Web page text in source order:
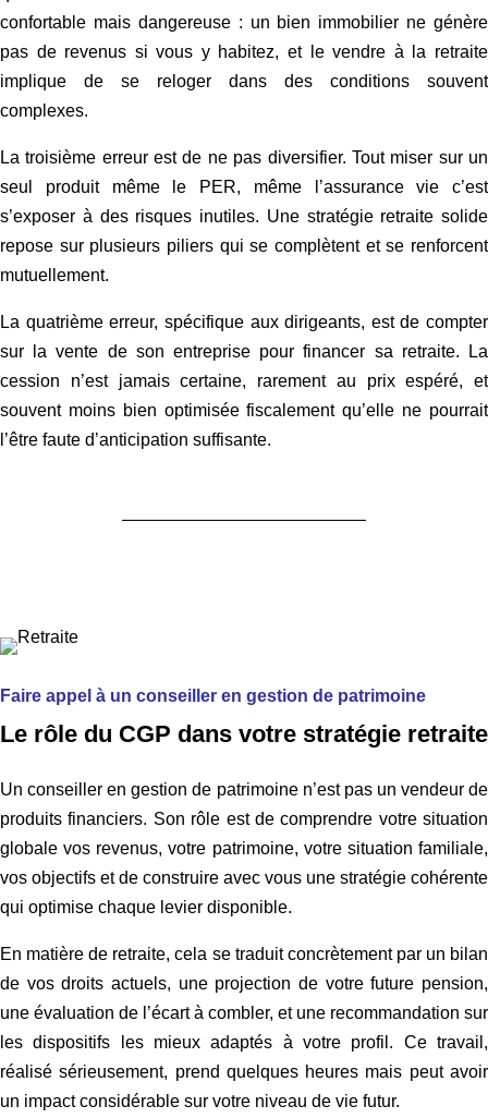
confortable mais dangereuse : un bien immobilier ne génère
pas de revenus si vous y habitez, et le vendre à la retraite
implique de se reloger dans des conditions souvent
complexes.
La troisième erreur est de ne pas diversifier. Tout miser sur un
seul produit même le PER, même l’assurance vie c’est
s’exposer à des risques inutiles. Une stratégie retraite solide
repose sur plusieurs piliers qui se complètent et se renforcent
mutuellement.
La quatrième erreur, spécifique aux dirigeants, est de compter
sur la vente de son entreprise pour financer sa retraite. La
cession n’est jamais certaine, rarement au prix espéré, et
souvent moins bien optimisée fiscalement qu’elle ne pourrait
l’être faute d’anticipation suffisante.
Faire appel à un conseiller en gestion de patrimoine
Le rôle du CGP dans votre stratégie retraite
Un conseiller en gestion de patrimoine n’est pas un vendeur de
produits financiers. Son rôle est de comprendre votre situation
globale vos revenus, votre patrimoine, votre situation familiale,
vos objectifs et de construire avec vous une stratégie cohérente
qui optimise chaque levier disponible.
En matière de retraite, cela se traduit concrètement par un bilan
de vos droits actuels, une projection de votre future pension,
une évaluation de l’écart à combler, et une recommandation sur
les dispositifs les mieux adaptés à votre profil. Ce travail,
réalisé sérieusement, prend quelques heures mais peut avoir
un impact considérable sur votre niveau de vie futur.